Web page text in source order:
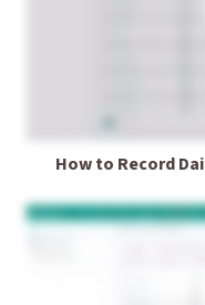
How to Record